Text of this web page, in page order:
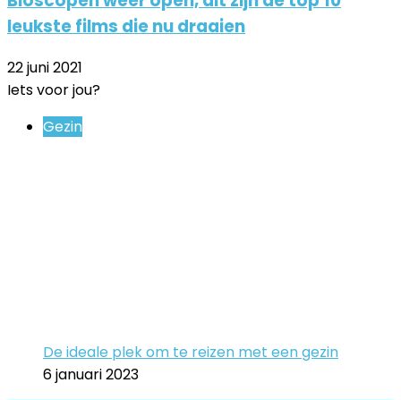
leukste films die nu draaien
22 juni 2021
Iets voor jou?
Close
Gezin
De ideale plek om te reizen met een gezin
6 januari 2023